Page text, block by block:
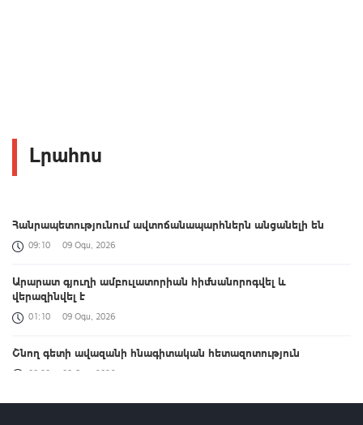
Լրահոս
Հանրապետությունում ավտոճանապարհներն անցանելի են
09:10 09 Օգս, 2026
Արարատ գյուղի ամբուլատորիան հիմնանորոգվել և
վերազինվել է
01:10 09 Օգս, 2026
Շնող գետի ավազանի հնագիտական հետազոտություն
00:39 09 Օգս, 2026